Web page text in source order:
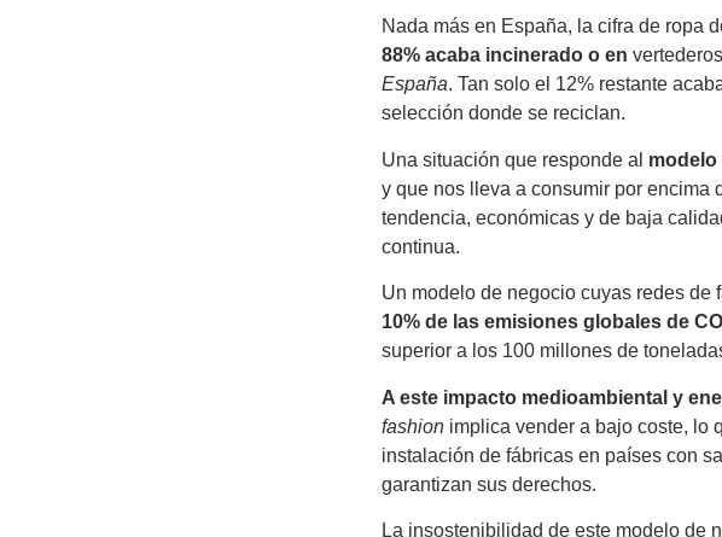
Nada más en España, la cifra de ropa
88% acaba incinerado o en vertederos
España. Tan solo el 12% restante
selección donde se reciclan.
Una situación que responde al modelo
y que nos lleva a consumir por encima
tendencia, económicas y de baja
continua.
Un modelo de negocio cuyas redes
10% de las emisiones globales de
superior a los 100 millones de
A este impacto medioambiental y
fashionimplica vender a bajo coste, lo
instalación de fábricas en países con
garantizan sus derechos.
La insostenibilidad de este modelo de